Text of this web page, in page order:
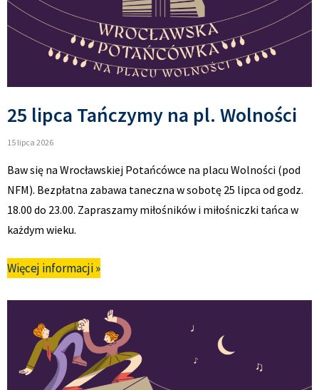
25 lipca Tańczymy na pl. Wolności
15 lipca 2026
Baw się na Wrocławskiej Potańcówce na placu Wolności (pod
NFM). Bezpłatna zabawa taneczna w sobotę 25 lipca od godz.
18.00 do 23.00. Zapraszamy miłośników i miłośniczki tańca w
każdym wieku.
Więcej informacji »